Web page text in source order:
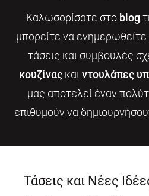
Καλωσορίσατε στο blog
μπορείτε να ενημερωθείτε
τάσεις και συμβουλές
κουζίναςκαι ντουλάπες
μας αποτελεί έναν
επιθυμούν να
Τάσεις και Νέες